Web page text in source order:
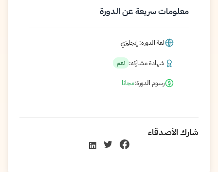
معلومات سريعة عن الدورة
لغة الدورة: إنجليزي
شهادة مشاركة: نعم
رسوم الدورة:مجانا
شارك الأصدقاء